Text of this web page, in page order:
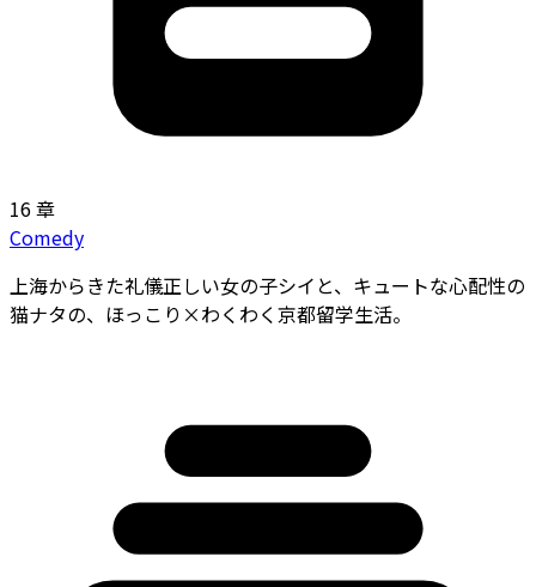
16 章
Comedy
上海からきた礼儀正しい女の子シイと、キュートな心配性の
猫ナタの、ほっこり×わくわく京都留学生活。